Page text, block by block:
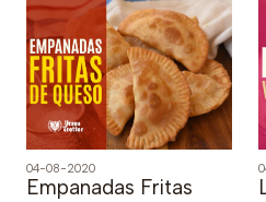
04-08-2020
Empanadas Fritas